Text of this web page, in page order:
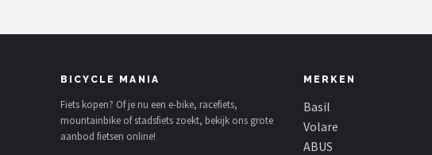
BICYCLE MANIA
Fiets kopen? Of je nu een e-bike, racefiets,
mountainbike of stadsfiets zoekt, bekijk ons grote
aanbod fietsen online!
MERKEN
Basil
Volare
ABUS